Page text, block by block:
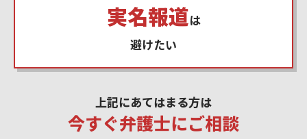
実名報道は
避けたい
上記にあてはまる方は
今すぐ弁護士にご相談